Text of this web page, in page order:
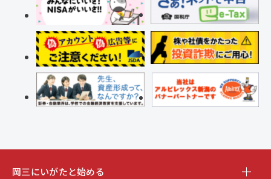
岡三にいがたと始める